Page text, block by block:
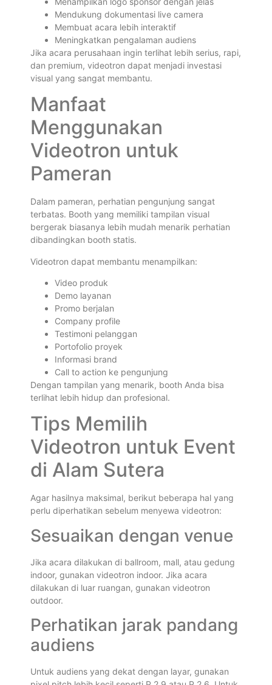
Mendukung dokumentasi live camera
Membuat acara lebih interaktif
Meningkatkan pengalaman audiens
Jika acara perusahaan ingin terlihat lebih serius, rapi,
dan premium, videotron dapat menjadi investasi
visual yang sangat membantu.
Manfaat
Menggunakan
Videotron untuk
Pameran
Dalam pameran, perhatian pengunjung sangat
terbatas. Booth yang memiliki tampilan visual
bergerak biasanya lebih mudah menarik perhatian
dibandingkan booth statis.
Videotron dapat membantu menampilkan:
Video produk
Demo layanan
Promo berjalan
Company profile
Testimoni pelanggan
Portofolio proyek
Informasi brand
Call to action ke pengunjung
Dengan tampilan yang menarik, booth Anda bisa
terlihat lebih hidup dan profesional.
Tips Memilih
Videotron untuk Event
di Alam Sutera
Agar hasilnya maksimal, berikut beberapa hal yang
perlu diperhatikan sebelum menyewa videotron:
Sesuaikan dengan venue
Jika acara dilakukan di ballroom, mall, atau gedung
indoor, gunakan videotron indoor. Jika acara
dilakukan di luar ruangan, gunakan videotron
outdoor.
Perhatikan jarak pandang
audiens
Untuk audiens yang dekat dengan layar, gunakan